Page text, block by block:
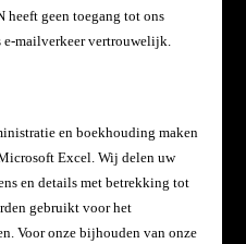
heeft geen toegang tot ons
e-mailverkeer vertrouwelijk.
en boekhouding maken
Excel. Wij delen uw
en details met betrekking tot
gebruikt voor het
Voor onze bijhouden van onze